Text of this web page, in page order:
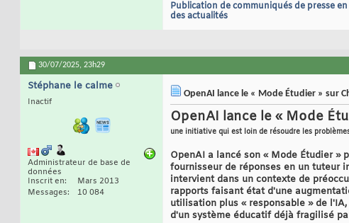
Publication de communiqués de presse
des actualités
30/07/2025, 23h29
Stéphane le calme
Inactif
Administrateur de base de
données
Inscrit en
Mars 2013
Messages
10 084
OpenAI lance le « Mode Étudier » sur
OpenAI lance le « Mode
une initiative qui est loin de résoudre les
OpenAI a lancé son « Mode Étudier »
fournisseur de réponses en un tuteur
intervient dans un contexte de
rapports faisant état d'une
utilisation plus « responsable » de
d'un système éducatif déjà fragilisé